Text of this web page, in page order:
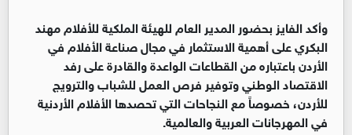
وأكد الفايز بحضور المدير العام للهيئة الملكية للأفلام مهند
البكري على أهمية الاستثمار في مجال صناعة الأفلام في
الأردن باعتباره من القطاعات الواعدة والقادرة على رفد
الاقتصاد الوطني وتوفير فرص العمل للشباب والترويج
للأردن، خصوصاً مع النجاحات التي تحصدها الأفلام الأردنية
في المهرجانات العربية والعالمية.